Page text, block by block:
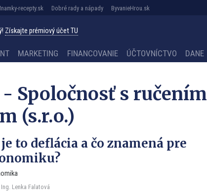
recepty.sk Dobré rady a nápady ByvanieHrou.sk
Získajte prémiový účet TU
MARKETING FINANCOVANIE ÚČTOVNÍCTVO DANE
Spoločnosť s ručením
(s.r.o.)
je to deflácia a čo znamená pre
Ing. Lenka Falatová